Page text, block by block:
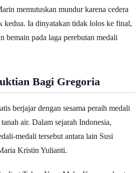
memutuskan mundur karena cedera
kedua. Ia dinyatakan tidak lolos ke final,
bemain pada laga perebutan medali
Bagi Gregoria
berjajar dengan sesama peraih medali
air. Dalam sejarah Indonesia,
medali tersebut antara lain Susi
Kristin Yulianti.